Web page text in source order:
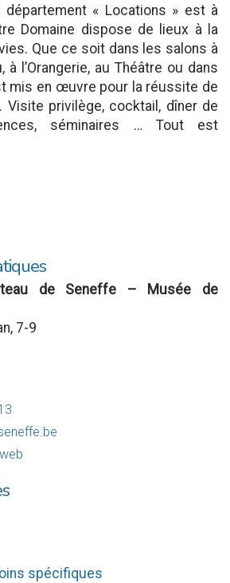
département « Locations » est à
Domaine dispose de lieux à la
Que ce soit dans les salons à
à l’Orangerie, au Théâtre ou dans
mis en œuvre pour la réussite de
Visite privilège, cocktail, dîner de
séminaires … Tout est
de Seneffe – Musée de
7-9
spécifiques